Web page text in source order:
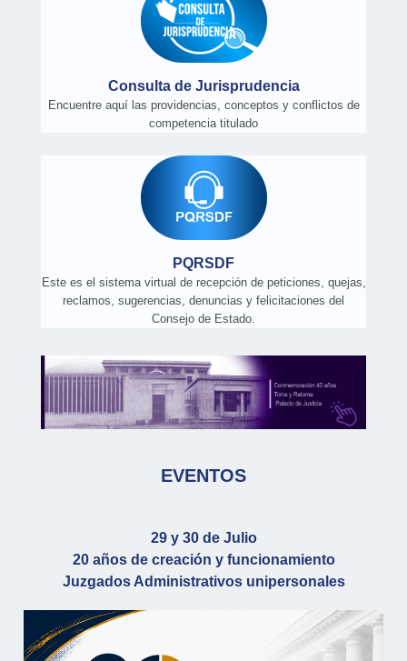
Consulta de Jurisprudencia
Encuentre aquí las providencias, conceptos y conflictos de
competencia titulado
PQRSDF
Este es el sistema virtual de recepción de peticiones, quejas,
reclamos, sugerencias, denuncias y felicitaciones del
Consejo de Estado.
EVENTOS
29 y 30 de Julio
20 años de creación y funcionamiento
Juzgados Administrativos unipersonales